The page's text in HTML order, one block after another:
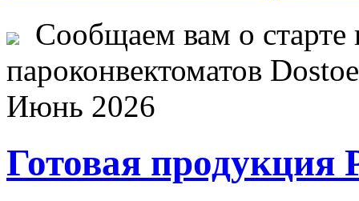
Сообщаем вам о старте
пароконвектоматов
Июнь 2026
Готовая продукция